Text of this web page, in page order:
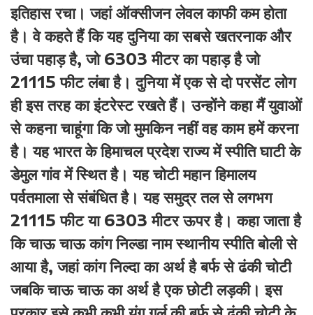
इतिहास रचा। जहां ऑक्सीजन लेवल काफी कम होता
है। वे कहते हैं कि यह दुनिया का सबसे खतरनाक और
उंचा पहाड़ है, जो 6303 मीटर का पहाड़ है जो
21115 फीट लंबा है। दुनिया में एक से दो परसेंट लोग
ही इस तरह का इंटरेस्ट रखते हैं। उन्होंने कहा मैं युवाओं
से कहना चाहूंगा कि जो मुमकिन नहीं वह काम हमें करना
है। यह भारत के हिमाचल प्रदेश राज्य में स्पीति घाटी के
डेमुल गांव में स्थित है। यह चोटी महान हिमालय
पर्वतमाला से संबंधित है। यह समुद्र तल से लगभग
21115 फीट या 6303 मीटर ऊपर है। कहा जाता है
कि चाऊ चाऊ कांग निल्डा नाम स्थानीय स्पीति बोली से
आया है, जहां कांग निल्दा का अर्थ है बर्फ से ढंकी चोटी
जबकि चाऊ चाऊ का अर्थ है एक छोटी लड़की। इस